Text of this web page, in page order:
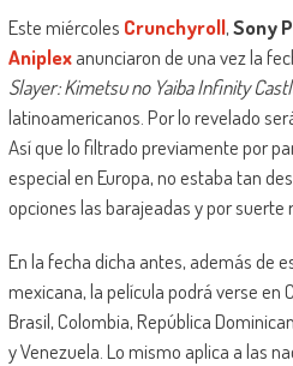
Este miércoles Crunchyroll,Sony
Aniplexanunciaron de una vez la
Slayer: Kimetsu no Yaiba Infinity
latinoamericanos. Por lo revelado
Así que lo filtrado previamente por
especial en Europa, no estaba tan
opciones las barajeadas y por suerte
En la fecha dicha antes, además de
mexicana, la película podrá verse en
Brasil, Colombia, República
y Venezuela. Lo mismo aplica a las